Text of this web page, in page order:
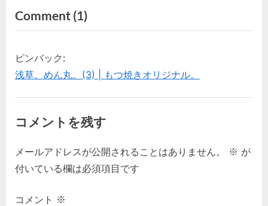
稿
ナ
ビ
ゲ
ョ
e
v
o
u
s
P
s
t
t
s
t
Comment (1)on
“浅
め
(2)”
ピンバック:
浅草。めん丸。(3) | もつ焼きオリジナル。
コメントを残す
メールアドレスが公開されることはありません。 ※ が
付いている欄は必須項目です
コメント ※